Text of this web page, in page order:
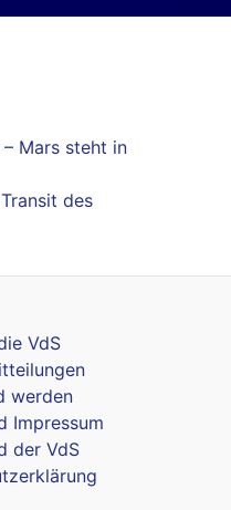
– Mars steht in
des
VdS
werden
Impressum
der VdS